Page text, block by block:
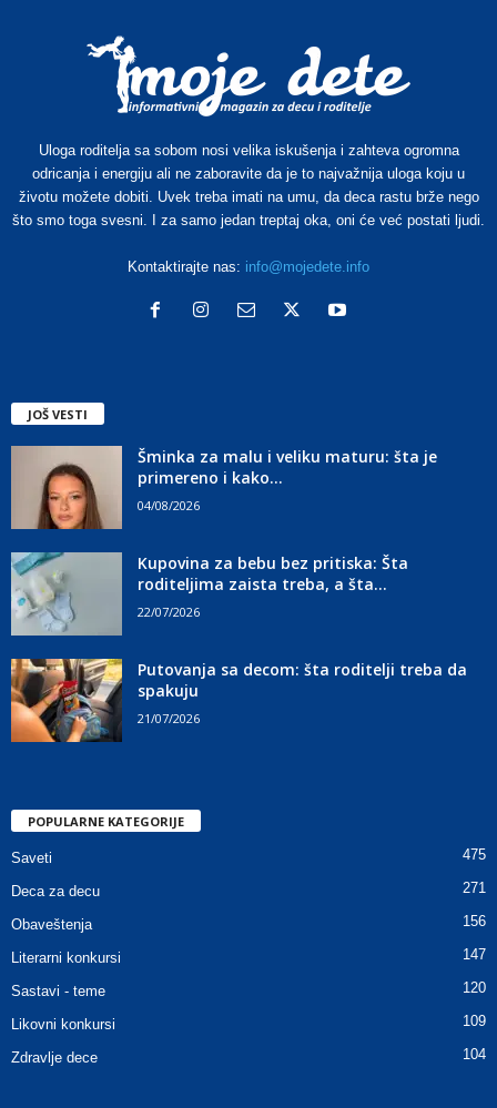
Uloga roditelja sa sobom nosi velika iskušenja i zahteva ogromna
odricanja i energiju ali ne zaboravite da je to najvažnija uloga koju u
životu možete dobiti. Uvek treba imati na umu, da deca rastu brže nego
što smo toga svesni. I za samo jedan treptaj oka, oni će već postati ljudi.
Kontaktirajte nas: info@mojedete.info
JOŠ VESTI
Šminka za malu i veliku maturu: šta je
primereno i kako...
04/08/2026
Kupovina za bebu bez pritiska: Šta
roditeljima zaista treba, a šta...
22/07/2026
Putovanja sa decom: šta roditelji treba da
spakuju
21/07/2026
POPULARNE KATEGORIJE
Saveti 475
Deca za decu 271
Obaveštenja 156
Literarni konkursi 147
Sastavi - teme 120
Likovni konkursi 109
Zdravlje dece 104